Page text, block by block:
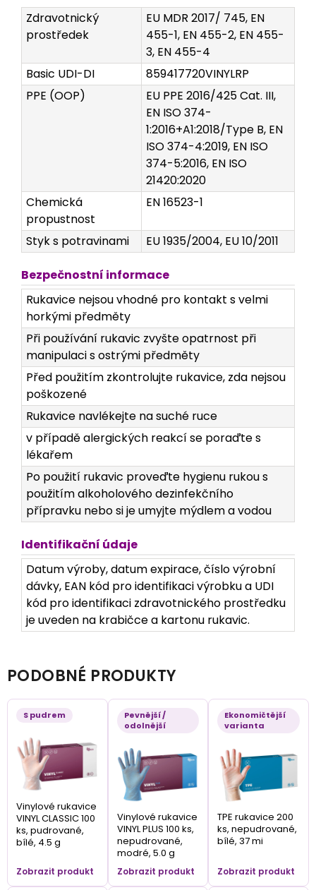
Zdravotnický
prostředek
EU MDR 2017/ 745, EN
455-1, EN 455-2, EN 455-
3, EN 455-4
Basic UDI-DI
859417720VINYLRP
PPE (OOP)
EU PPE 2016/425 Cat. III,
EN ISO 374-
1:2016+A1:2018/Type B, EN
ISO 374-4:2019, EN ISO
374-5:2016, EN ISO
21420:2020
Chemická
propustnost
EN 16523-1
Styk s potravinami EU 1935/2004, EU 10/2011
Bezpečnostní informace
Rukavice nejsou vhodné pro kontakt s velmi
horkými předměty
Při používání rukavic zvyšte opatrnost při
manipulaci s ostrými předměty
Před použitím zkontrolujte rukavice, zda nejsou
poškozené
Rukavice navlékejte na suché ruce
v případě alergických reakcí se poraďte s
lékařem
Po použití rukavic proveďte hygienu rukou s
použitím alkoholového dezinfekčního
přípravku nebo si je umyjte mýdlem a vodou
Identifikační údaje
Datum výroby, datum expirace, číslo výrobní
dávky, EAN kód pro identifikaci výrobku a UDI
kód pro identifikaci zdravotnického prostředku
je uveden na krabičce a kartonu rukavic.
PODOBNÉ PRODUKTY
S pudrem
Vinylové rukavice
VINYL CLASSIC 100
ks, pudrované,
bílé, 4.5 g
Zobrazit produkt
Pevnější /
odolnější
Vinylové rukavice
VINYL PLUS 100 ks,
nepudrované,
modré, 5.0 g
Zobrazit produkt
Ekonomičtější
varianta
TPE rukavice 200
ks, nepudrované,
bílé, 37 mi
Zobrazit produkt